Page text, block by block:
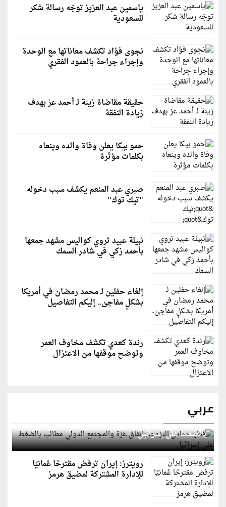
ياسمين عبد العزيز توجّه رسالة شكر
للسعودية
نجوى فؤاد تكشف معاناتها مع الوحدة
وإجراء جراحة بالعمود الفقري
حقيقة مقاضاة زينة لـ أحمد عز بهدف
زيادة النفقة
حمو بيكا يعلن وفاة والده وينعاه
بكلمات مؤثرة
صبري عبد المنعم يكشف سبب دخوله
"تيك توك"
نبيلة عبيد تروي كواليس مشهد جمعها
بأحمد زكي في شادر السمك
إلغاء حفلين لـ محمد رمضان في أمريكا
بشكلٍ مفاجئ.. إليكم التفاصيل
رندة كعدي تكشف مخاوف العمر
وتوضح موقفها من الاعتزال
عربي
قطر: حماس التزمت باتفاق غزة والمجتمع الدولي مطالب
بالضغط على إسرائيل
رويترز: إيران ترفض مقترحًا عُمانيًا
للإدارة المشتركة لمضيق هرمز